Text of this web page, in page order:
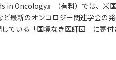
in Oncology』（有料）では、
新のオンコロジー関連学会の
いる「国境なき医師団」に寄付